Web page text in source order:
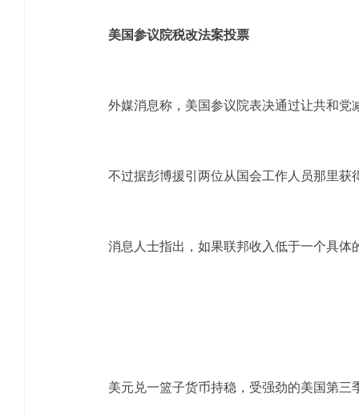
美国参议院税改法案投票
外媒消息称，美国参议院表决通过让共和党
不过据彭博援引两位从国会工作人员那里获
消息人士指出，如果联邦收入低于一个具体的
美元兑一篮子货币持稳，受强劲的美国第三